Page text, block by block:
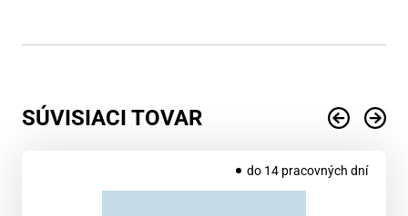
SÚVISIACI TOVAR
do 14 pracovných dní